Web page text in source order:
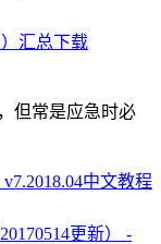
汇总下载
但常是应急时必
中文教程
更新） -